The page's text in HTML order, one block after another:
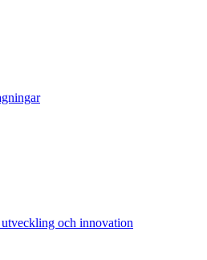
och innovation